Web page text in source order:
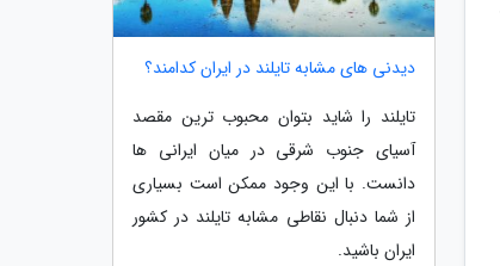
دیدنی های مشابه تایلند در ایران کدامند؟
تایلند را شاید بتوان محبوب ترین مقصد
آسیای جنوب شرقی در میان ایرانی ها
دانست. با این وجود ممکن است بسیاری
از شما دنبال نقاطی مشابه تایلند در کشور
ایران باشید.